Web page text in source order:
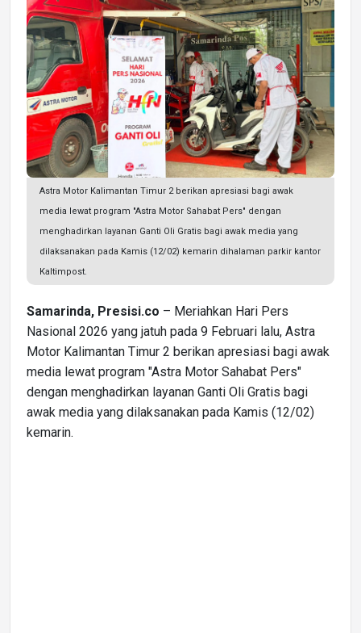
Astra Motor Kalimantan Timur 2 berikan apresiasi bagi awak
media lewat program "Astra Motor Sahabat Pers" dengan
menghadirkan layanan Ganti Oli Gratis bagi awak media yang
dilaksanakan pada Kamis (12/02) kemarin dihalaman parkir kantor
Kaltimpost.
Samarinda, Presisi.co – Meriahkan Hari Pers
Nasional 2026 yang jatuh pada 9 Februari lalu, Astra
Motor Kalimantan Timur 2 berikan apresiasi bagi awak
media lewat program "Astra Motor Sahabat Pers"
dengan menghadirkan layanan Ganti Oli Gratis bagi
awak media yang dilaksanakan pada Kamis (12/02)
kemarin.